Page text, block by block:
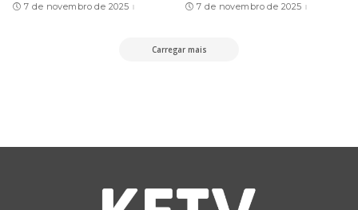
7 de novembro de 2025 7 de novembro de 2025
Carregar mais